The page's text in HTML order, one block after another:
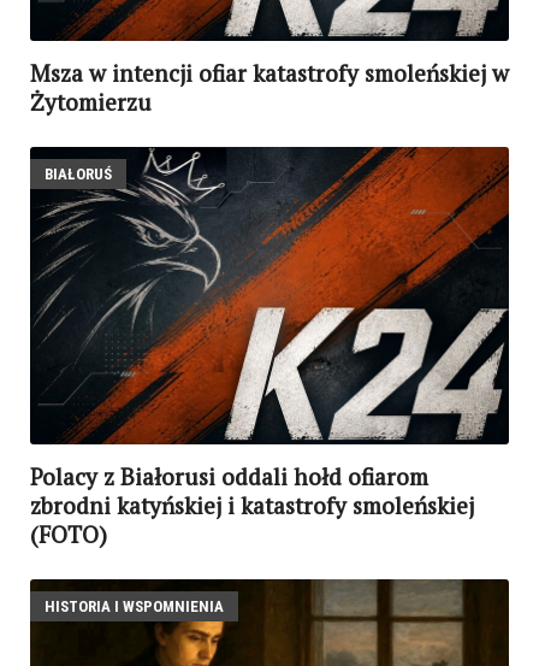
Msza w intencji ofiar katastrofy smoleńskiej w
Żytomierzu
BIAŁORUŚ
Polacy z Białorusi oddali hołd ofiarom
zbrodni katyńskiej i katastrofy smoleńskiej
(FOTO)
HISTORIA I WSPOMNIENIA